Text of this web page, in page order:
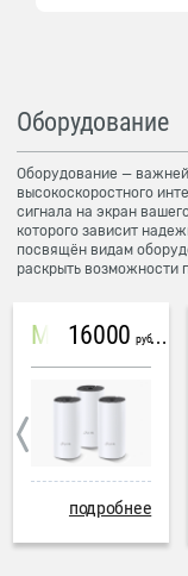
Оборудование
Оборудование —
высокоскоростного
сигнала на экран
которого зависит
посвящён видам
раскрыть возможности
Mesh система TP-Link Deco M4 (3 устройства)
16000 руб
подробнее